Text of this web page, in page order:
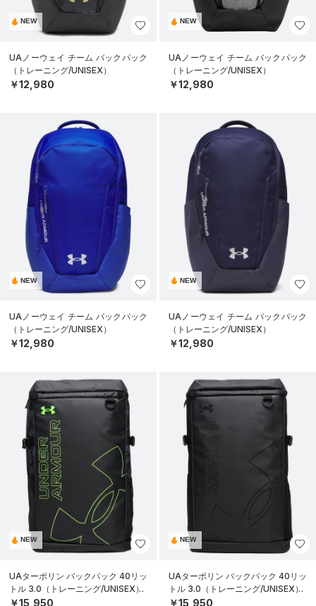
NEW
UAノーウェイ チーム バックパック
（トレーニング/UNISEX）
￥12,980
NEW
UAノーウェイ チーム バックパック
（トレーニング/UNISEX）
￥12,980
NEW
UAノーウェイ チーム バックパック
（トレーニング/UNISEX）
￥12,980
NEW
UAノーウェイ チーム バックパック
（トレーニング/UNISEX）
￥12,980
NEW
UAターポリン バックパック 40リッ
トル 3.0（トレーニング/UNISEX）
￥15,950
NEW
UAターポリン バックパック 40リッ
トル 3.0（トレーニング/UNISEX）
￥15,950